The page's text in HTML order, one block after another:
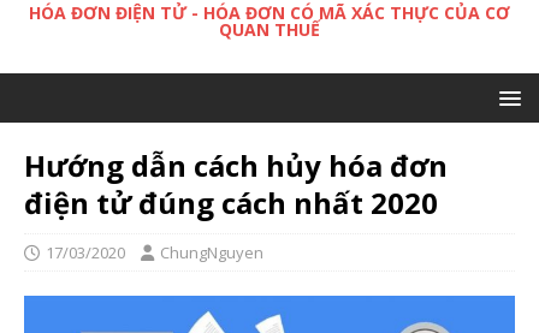
HÓA ĐƠN ĐIỆN TỬ - HÓA ĐƠN CÓ MÃ XÁC THỰC CỦA CƠ
QUAN THUẾ
Hướng dẫn cách hủy hóa đơn
điện tử đúng cách nhất 2020
17/03/2020 ChungNguyen